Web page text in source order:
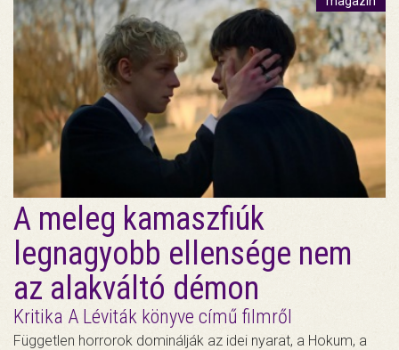
A meleg kamaszfiúk
legnagyobb ellensége nem
az alakváltó démon
Kritika A Léviták könyve című filmről
Független horrorok dominálják az idei nyarat, a Hokum, a